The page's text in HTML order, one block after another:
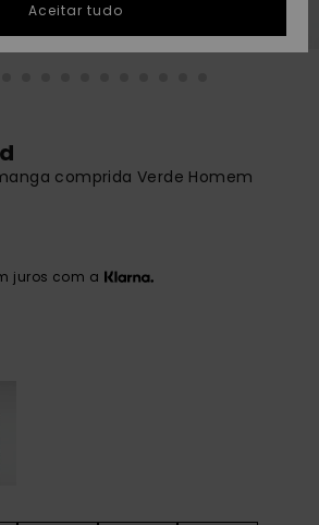
conversa para
obteres a
resposta mais
conversa
Encontra
mais
frequentes e o
comprida Verde Homem
juros com a
Aceitar tudo